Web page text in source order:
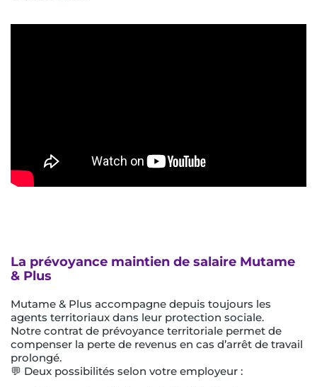
La prévoyance maintien de salaire Mutame
& Plus
Mutame & Plus accompagne depuis toujours les
agents territoriaux dans leur protection sociale.
Notre contrat de prévoyance territoriale permet de
compenser la perte de revenus en cas d’arrêt de travail
prolongé.
💬 Deux possibilités selon votre employeur :